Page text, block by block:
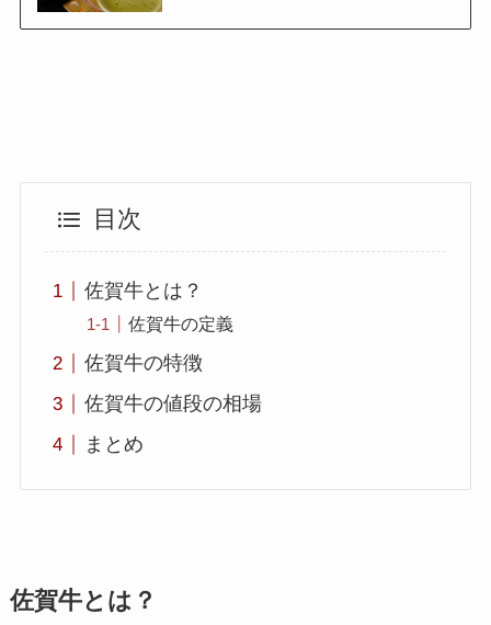
目次
佐賀牛とは？
佐賀牛の定義
佐賀牛の特徴
佐賀牛の値段の相場
まとめ
佐賀牛とは？